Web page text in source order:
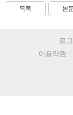
목록 본
로
이용약관